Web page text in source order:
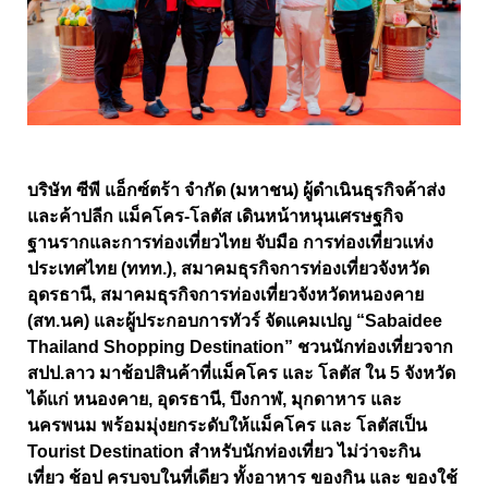
บริษัท ซีพี แอ็กซ์ตร้า จำกัด (มหาชน) ผู้ดำเนินธุรกิจค้าส่ง
และค้าปลีก แม็คโคร-โลตัส เดินหน้าหนุนเศรษฐกิจ
ฐานรากและการท่องเที่ยวไทย จับมือ การท่องเที่ยวแห่ง
ประเทศไทย (ททท.), สมาคมธุรกิจการท่องเที่ยวจังหวัด
อุดรธานี, สมาคมธุรกิจการท่องเที่ยวจังหวัดหนองคาย
(สท.นค) และผู้ประกอบการทัวร์ จัดแคมเปญ “Sabaidee
Thailand Shopping Destination” ชวนนักท่องเที่ยวจาก
สปป.ลาว มาช้อปสินค้าที่แม็คโคร และ โลตัส ใน 5 จังหวัด
ได้แก่ หนองคาย, อุดรธานี, บึงกาฬ, มุกดาหาร และ
นครพนม พร้อมมุ่งยกระดับให้แม็คโคร และ โลตัสเป็น
Tourist Destination สำหรับนักท่องเที่ยว ไม่ว่าจะกิน
เที่ยว ช้อป ครบจบในที่เดียว ทั้งอาหาร ของกิน และ ของใช้